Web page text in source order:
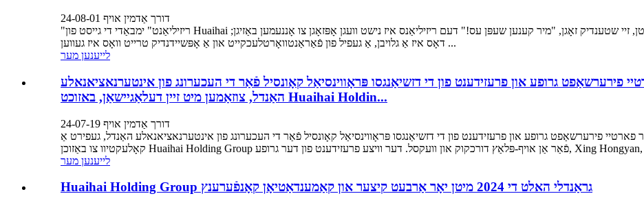
דורך אַדמין אויף 24-08-01
"ריזיליאַנט" ימבאַדי די גייסט פון Huaihai מאַרקעטערס. ווען זיי פייסינג טשאַלאַנדזשיז און שוועריקייטן, זיי שטענדיק זאָגן, "מיר קענען שעפּן עס!" דעם ריזיליאַנס איז נישט וועגן אָפּזאָגן צו אָננעמען באַזיגן;
דאָס איז אַ גלויבן, אַ געפיל פון פֿאַראַנטוואָרטלעכקייט און אַ אָפּשיידנדיק טרייט וואָס איז געווען ...
לייענען מער
פירערשאַפט גרופע און פרעזידענט פון די דזשיאַנגסו פּראָווינסיאַל קאָונסיל פֿאַר די העכערונג פון אינטערנאציאנאלע
האַנדל, צוזאַמען מיט זיין דעלאַגיישאַן, באזוכט Huaihai Holdin...
דורך אַדמין אויף 24-07-19
פון דער פארטיי פירערשאַפט גרופע און פרעזידענט פון די דזשיאַנגסו פּראָווינסיאַל קאָונסיל פֿאַר די העכערונג פון אינטערנאציאנאלע האַנדל, געפירט אַ
לייענען מער
Huaihai Holding Group גראַנדלי האלט די 2024 מיטן יאָר אַרבעט קיצער און קאַמענדאַטיאָן קאָנפֿערענץ